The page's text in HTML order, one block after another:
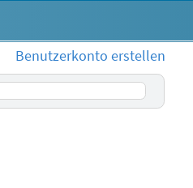
Benutzerkonto erstellen